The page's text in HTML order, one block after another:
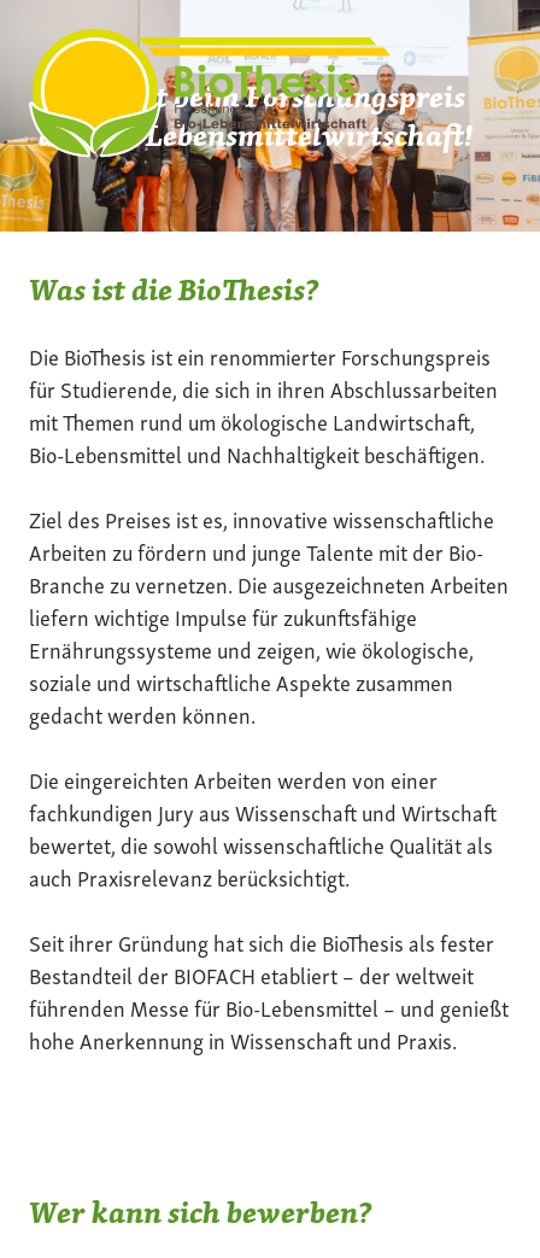
Inhalt
springenMach mit beim Forschungspreis
der Bio-Lebensmittelwirtschaft!
Was ist die BioThesis?
Die BioThesis ist ein renommierter Forschungspreis
für Studierende, die sich in ihren Abschlussarbeiten
mit Themen rund um ökologische Landwirtschaft,
Bio-Lebensmittel und Nachhaltigkeit beschäftigen.
Ziel des Preises ist es, innovative wissenschaftliche
Arbeiten zu fördern und junge Talente mit der Bio-
Branche zu vernetzen. Die ausgezeichneten Arbeiten
liefern wichtige Impulse für zukunftsfähige
Ernährungssysteme und zeigen, wie ökologische,
soziale und wirtschaftliche Aspekte zusammen
gedacht werden können.
Die eingereichten Arbeiten werden von einer
fachkundigen Jury aus Wissenschaft und Wirtschaft
bewertet, die sowohl wissenschaftliche Qualität als
auch Praxisrelevanz berücksichtigt.
Seit ihrer Gründung hat sich die BioThesis als fester
Bestandteil der BIOFACH etabliert – der weltweit
führenden Messe für Bio-Lebensmittel – und genießt
hohe Anerkennung in Wissenschaft und Praxis.
Wer kann sich bewerben?